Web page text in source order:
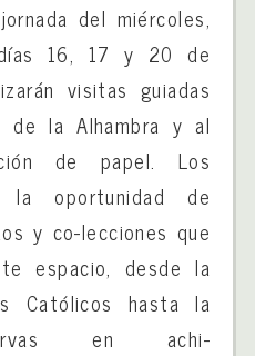
del miércoles,
16, 17 y 20 de
visitas guiadas
de la Alhambra y al
de papel. Los
la oportunidad de
y co-lecciones que
espacio, desde la
Católicos hasta la
en achi-